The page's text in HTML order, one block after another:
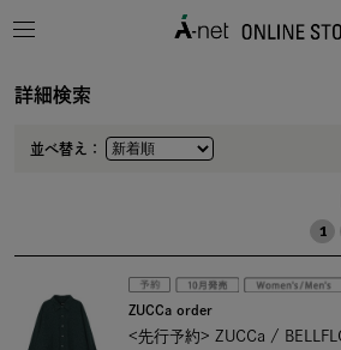
詳細検索
並べ替え：
1
ZUCCa order
<先行予約> ZUCCa /